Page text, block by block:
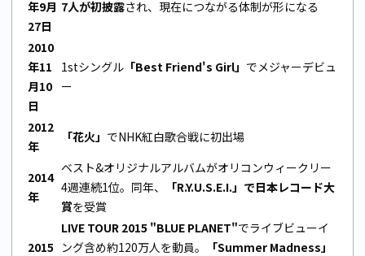
年9月
27日
7人が初披露され、現在につながる体制が形になる
2010
年11
月10
日
1stシングル 「Best Friend's Girl」 でメジャーデビュ
ー
2012
年
「花火」 でNHK紅白歌合戦に初出場
2014
年
ベスト&オリジナルアルバムがオリコンウィークリー
4週連続1位。同年、
「R.Y.U.S.E.I.」で日本レコード大
賞を受賞
2015
LIVE TOUR 2015 "BLUE PLANET"でライブビューイ
ング含め約120万人を動員。
「Summer Madness」